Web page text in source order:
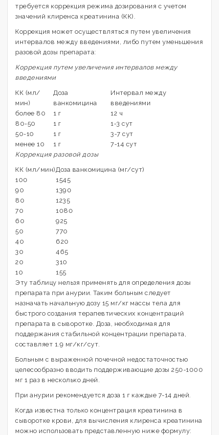
требуется коррекция режима дозирования с учетом
значений клиренса креатинина (КК).
Коррекция может осуществляться путем увеличения
интервалов между введениями, либо путем уменьшения
разовой дозы препарата:
Коррекция путем увеличения интервалов между
введениями
КК (мл/
мин)
Доза
ванкомицина
Интервал между
введениями
более 80
1 г
12 ч
80-50
1 г
1-3 сут
50-10
1 г
3-7 сут
менее 10
1 г
7-14 сут
Коррекция разовой дозы
КК (мл/мин)Доза ванкомицина (мг/сут)
100
1545
90
1390
80
1235
70
1080
60
925
50
770
40
620
30
465
20
310
10
155
Эту таблицу нельзя применять для определения дозы
препарата при анурии. Таким больным следует
назначать начальную дозу 15 мг/кг массы тела для
быстрого создания терапевтических концентраций
препарата в сыворотке. Доза, необходимая для
поддержания стабильной концентрации препарата,
составляет 1.9 мг/кг/сут.
Больным с выраженной почечной недостаточностью
целесообразно вводить поддерживающие дозы 250-1000
мг 1 раз в несколько дней.
При анурии рекомендуется доза 1 г каждые 7-14 дней.
Когда известна только концентрация креатинина в
сыворотке крови, для вычисления клиренса креатинина
можно использовать представленную ниже формулу: